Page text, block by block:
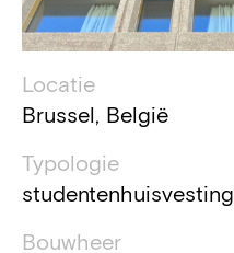
Locatie
Brussel, België
Typologie
studentenhuisvesting
Bouwheer